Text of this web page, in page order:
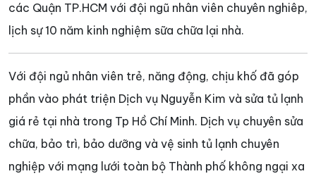
các Quận TP.HCM với đội ngũ nhân viên chuyên nghiêp,
lịch sự 10 năm kinh nghiệm sữa chữa lại nhà.
Với đội ngủ nhân viên trẻ, năng động, chịu khố đã góp
phần vào phát triện Dịch vụ Nguyễn Kim và sửa tủ lạnh
giá rẻ tại nhà trong Tp Hồ Chí Minh. Dịch vụ chuyên sửa
chữa, bảo trì, bảo dưỡng và vệ sinh tủ lạnh chuyên
nghiệp với mạng lưới toàn bộ Thành phố không ngại xa